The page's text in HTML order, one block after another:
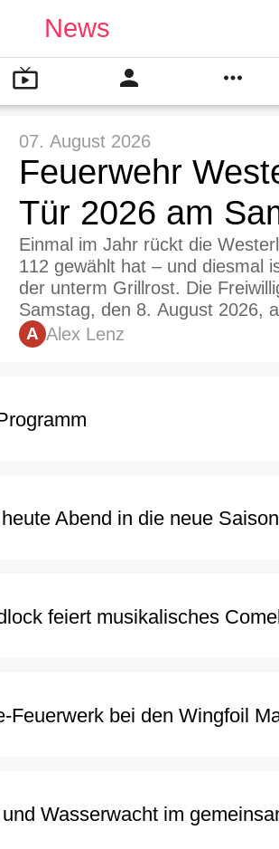
News
07. August 2026
Feuerwehr
Tür 2026 am
Einmal im Jahr rückt die
112 gewählt hat – und diesmal
der unterm Grillrost. Die
Samstag, den 8. August 2026,
A Alex Lenz
Abend in die neue Saison
feiert musikalisches
bei den Wingfoil
Wasserwacht im